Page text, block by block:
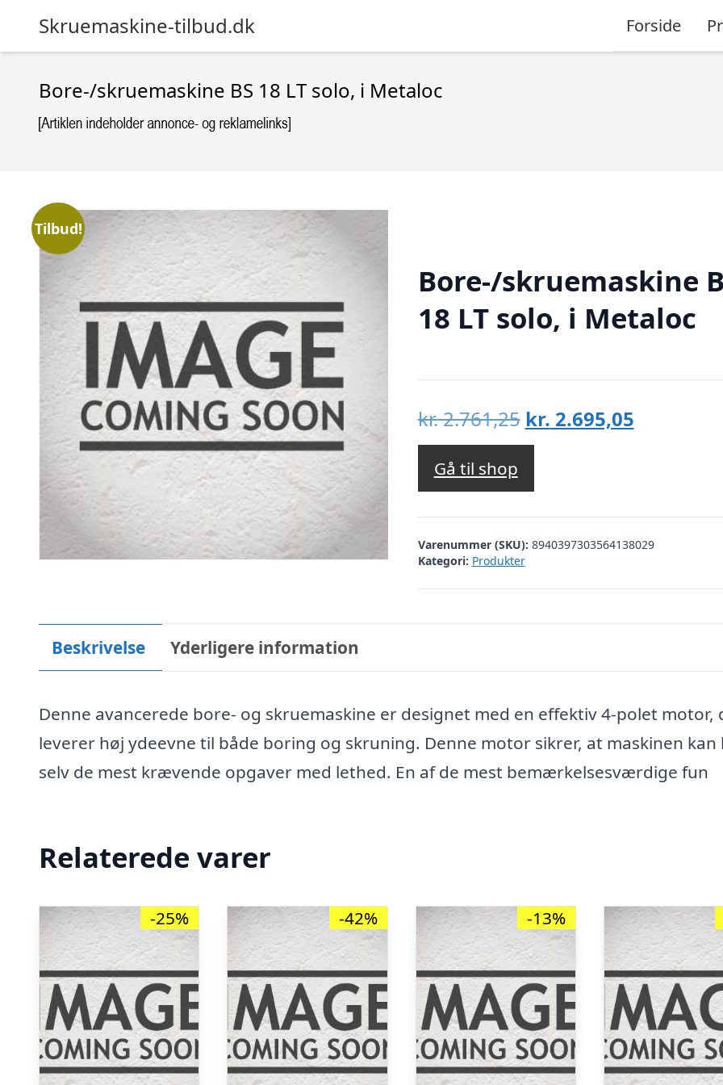
Skruemaskine-tilbud.dk Forside
Bore-/skruemaskine BS 18 LT solo, i Metaloc
Tilbud!
Bore-/skruemaskine
18 LT solo, i Metaloc
kr.2.761,25 Den
oprindelige
var:
kr. 2.761,25.
kr. 2.695,05Den
kr.
Gå til shop
Varenummer (SKU): 8940397303564138029
Kategori: Produkter
Beskrivelse Yderligere information
Denne avancerede bore- og skruemaskine er designet med en effektiv 4-polet motor,
leverer høj ydeevne til både boring og skruning. Denne motor sikrer, at maskinen kan
selv de mest krævende opgaver med lethed. En af de mest bemærkelsesværdige fun
Relaterede varer
-25% -42% -13%